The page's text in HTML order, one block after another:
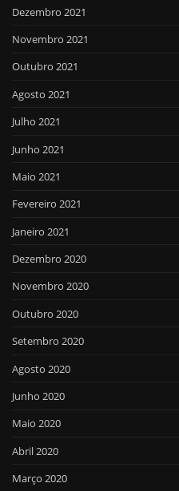
Dezembro 2021
Novembro 2021
Outubro 2021
Agosto 2021
Julho 2021
Junho 2021
Maio 2021
Fevereiro 2021
Janeiro 2021
Dezembro 2020
Novembro 2020
Outubro 2020
Setembro 2020
Agosto 2020
Junho 2020
Maio 2020
Abril 2020
Março 2020